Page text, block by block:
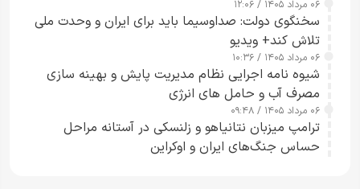
۰۶ مرداد ۱۴۰۵ / ۱۲:۰۶
سخنگوی دولت: صداوسیما باید برای ایران و وحدت ملی
تلاش کند+ ویدیو
۰۶ مرداد ۱۴۰۵ / ۱۰:۳۶
شیوه نامه اجرایی نظام مدیریت پایش و بهینه سازی
مصرف آب و حامل های انرژی
۰۶ مرداد ۱۴۰۵ / ۰۹:۴۸
ترامپ میزبان نتانیاهو و زلنسکی در آستانه مراحل
حساس جنگ‌های ایران و اوکراین